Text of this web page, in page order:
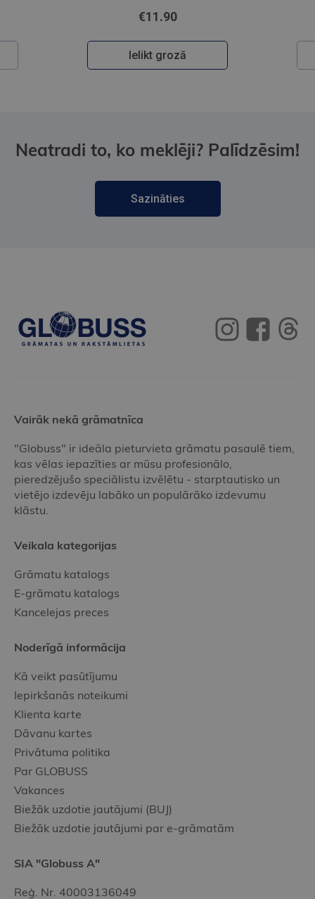
€10.90
Ielikt grozā
Neatradi to, ko meklēji? Palīdzēsim!
Sazināties
Vairāk nekā grāmatnīca
"Globuss" ir ideāla pieturvieta grāmatu pasaulē tiem,
kas vēlas iepazīties ar mūsu profesionālo,
pieredzējušo speciālistu izvēlētu - starptautisko un
vietējo izdevēju labāko un populārāko izdevumu
klāstu.
Veikala kategorijas
Grāmatu katalogs
E-grāmatu katalogs
Kancelejas preces
Noderīgā informācija
Kā veikt pasūtījumu
Iepirkšanās noteikumi
Klienta karte
Dāvanu kartes
Privātuma politika
Par GLOBUSS
Vakances
Biežāk uzdotie jautājumi (BUJ)
Biežāk uzdotie jautājumi par e-grāmatām
SIA "Globuss A"
Reģ. Nr. 40003136049